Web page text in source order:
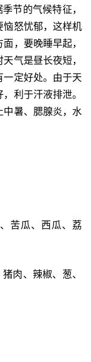
节的气候特征，
恼怒忧郁，这样机
，要晚睡早起，
气是昼长夜短，
一定好处。由于天
利于汗液排泄。
中暑、腮腺炎，水
苦瓜、西瓜、荔
肉、辣椒、葱、